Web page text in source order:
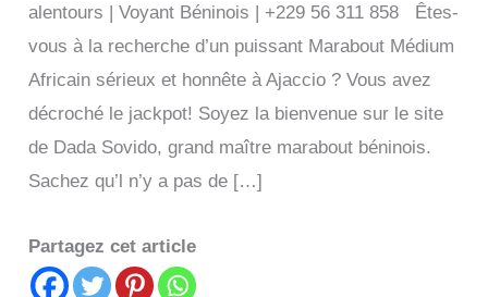
alentours | Voyant Béninois | +229 56 311 858 Êtes-
vous à la recherche d’un puissant Marabout Médium
Africain sérieux et honnête à Ajaccio ? Vous avez
décroché le jackpot! Soyez la bienvenue sur le site
de Dada Sovido, grand maître marabout béninois.
Sachez qu’l n’y a pas de […]
Partagez cet article